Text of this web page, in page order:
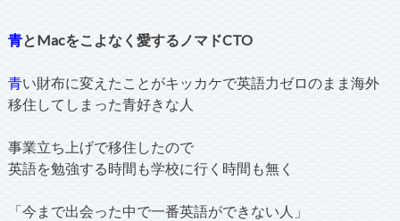
青とMacをこよなく愛するノマドCTO
青い財布に変えたことがキッカケで英語力ゼロのまま海外
移住してしまった青好きな人
事業立ち上げで移住したので
英語を勉強する時間も学校に行く時間も無く
「今まで出会った中で一番英語ができない人」